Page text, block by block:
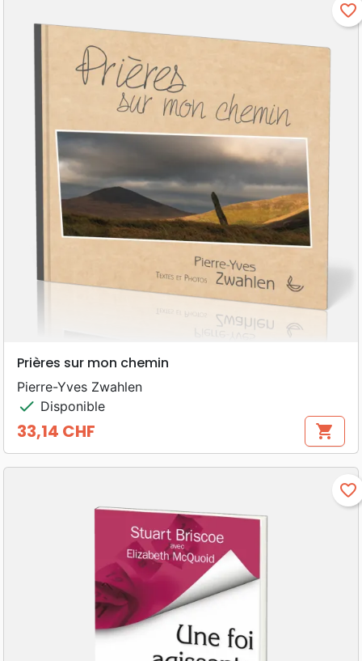
favorite_border
Prières sur mon chemin
Pierre-Yves Zwahlen
check Disponible
Prix
33,14 CHF shopping_cart
favorite_border